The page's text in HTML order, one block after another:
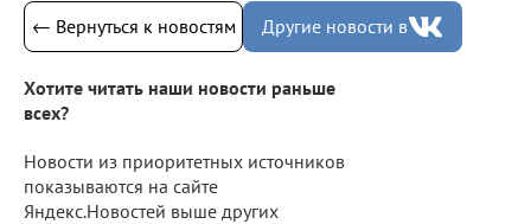
← Вернуться к новостям Другие новости в
Хотите читать наши новости раньше
всех?
Новости из приоритетных источников
показываются на сайте
Яндекс.Новостей выше других